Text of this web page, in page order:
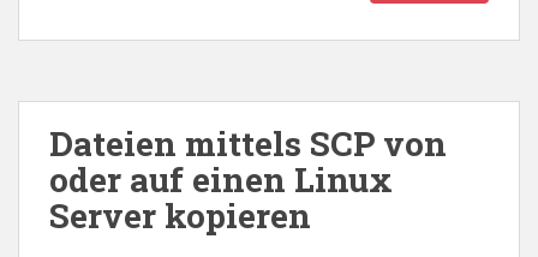
Dateien mittels SCP von
oder auf einen Linux
Server kopieren